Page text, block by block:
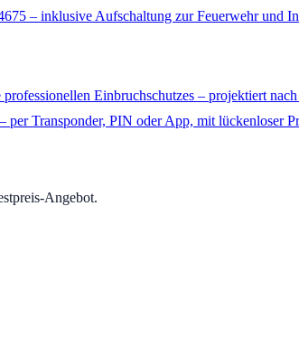
– inklusive Aufschaltung zur Feuerwehr und
Einbruchschutzes – projektiert
Transponder, PIN oder App, mit lückenloser
Angebot.